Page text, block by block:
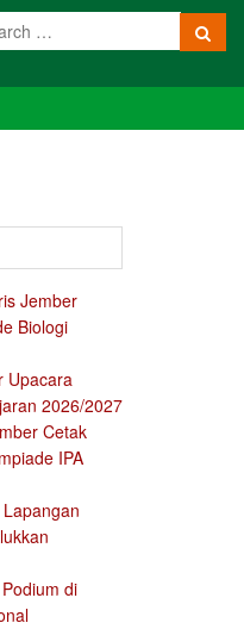
Jember
Biologi
Upacara
2026/2027
Cetak
IPA
di